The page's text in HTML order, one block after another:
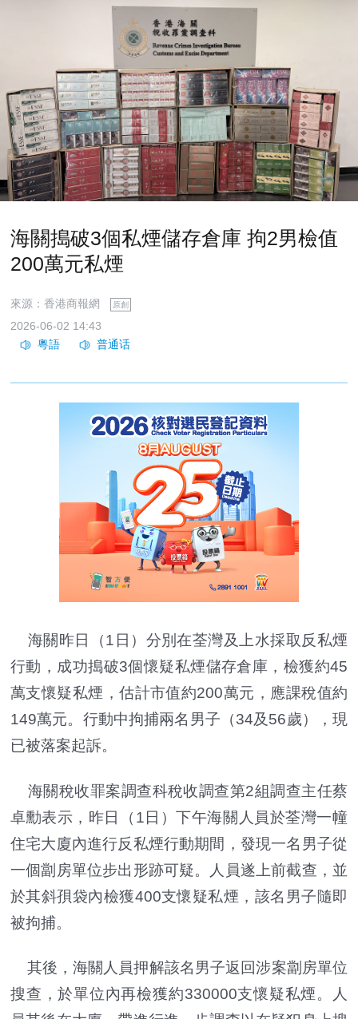
海關搗破3個私煙儲存倉庫 拘2男檢值
200萬元私煙
來源：香港商報網 原創
2026-06-02 14:43
海關昨日（1日）分別在荃灣及上水採取反私煙
行動，成功搗破3個懷疑私煙儲存倉庫，檢獲約45
萬支懷疑私煙，估計市值約200萬元，應課稅值約
149萬元。行動中拘捕兩名男子（34及56歲），現
已被落案起訴。
海關稅收罪案調查科稅收調查第2組調查主任蔡
卓勳表示，昨日（1日）下午海關人員於荃灣一幢
住宅大廈內進行反私煙行動期間，發現一名男子從
一個劏房單位步出形跡可疑。人員遂上前截查，並
於其斜孭袋內檢獲400支懷疑私煙，該名男子隨即
被拘捕。
其後，海關人員押解該名男子返回涉案劏房單位
搜查，於單位內再檢獲約330000支懷疑私煙。人